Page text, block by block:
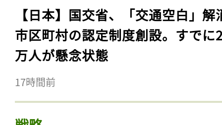
【日本】国交省、「交通空白」解
市区町村の認定制度創設。すでに
万人が懸念状態
17時間前